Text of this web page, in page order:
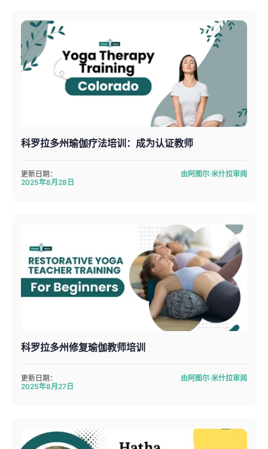
科罗拉多州瑜伽疗法培训：成为认证教师
更新日期：
2025年8月28日
由阿图尔·米什拉审阅
科罗拉多州修复瑜伽教师培训
更新日期：
2025年8月27日
由阿图尔·米什拉审阅